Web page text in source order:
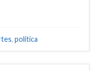
, politica